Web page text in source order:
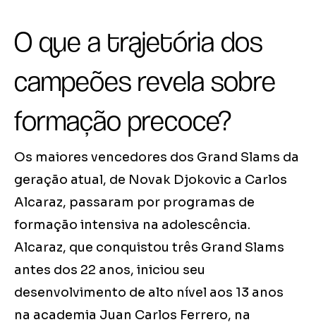
O que a trajetória dos
campeões revela sobre
formação precoce?
Os maiores vencedores dos Grand Slams da
geração atual, de Novak Djokovic a Carlos
Alcaraz, passaram por programas de
formação intensiva na adolescência.
Alcaraz, que conquistou três Grand Slams
antes dos 22 anos, iniciou seu
desenvolvimento de alto nível aos 13 anos
na academia Juan Carlos Ferrero, na